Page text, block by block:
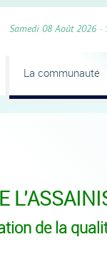
Samedi 08 Août 2026 -
La communauté
de la